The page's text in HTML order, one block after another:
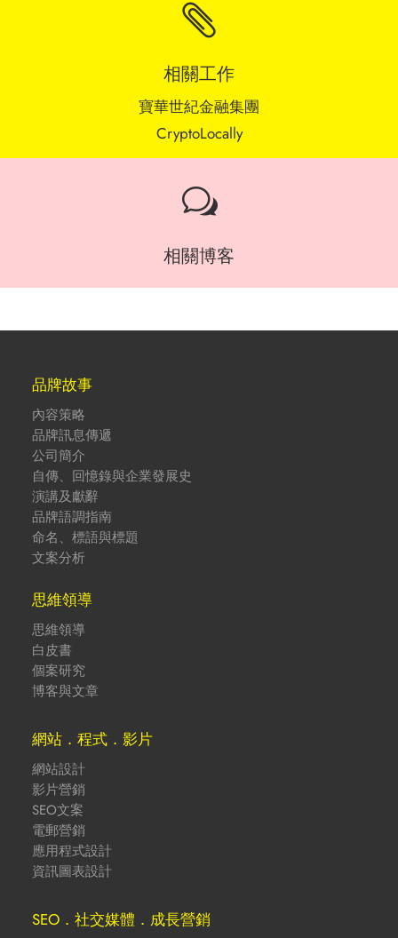

相關工作
寶華世紀金融集團
CryptoLocally
w
相關博客
品牌故事
內容策略
品牌訊息傳遞
公司簡介
自傳、回憶錄與企業發展史
演講及獻辭
品牌語調指南
命名、標語與標題
文案分析
思維領導
思維領導
白皮書
個案研究
博客與文章
網站．程式．影片
網站設計
影片營銷
SEO文案
電郵營銷
應用程式設計
資訊圖表設計
SEO．社交媒體．成長營銷